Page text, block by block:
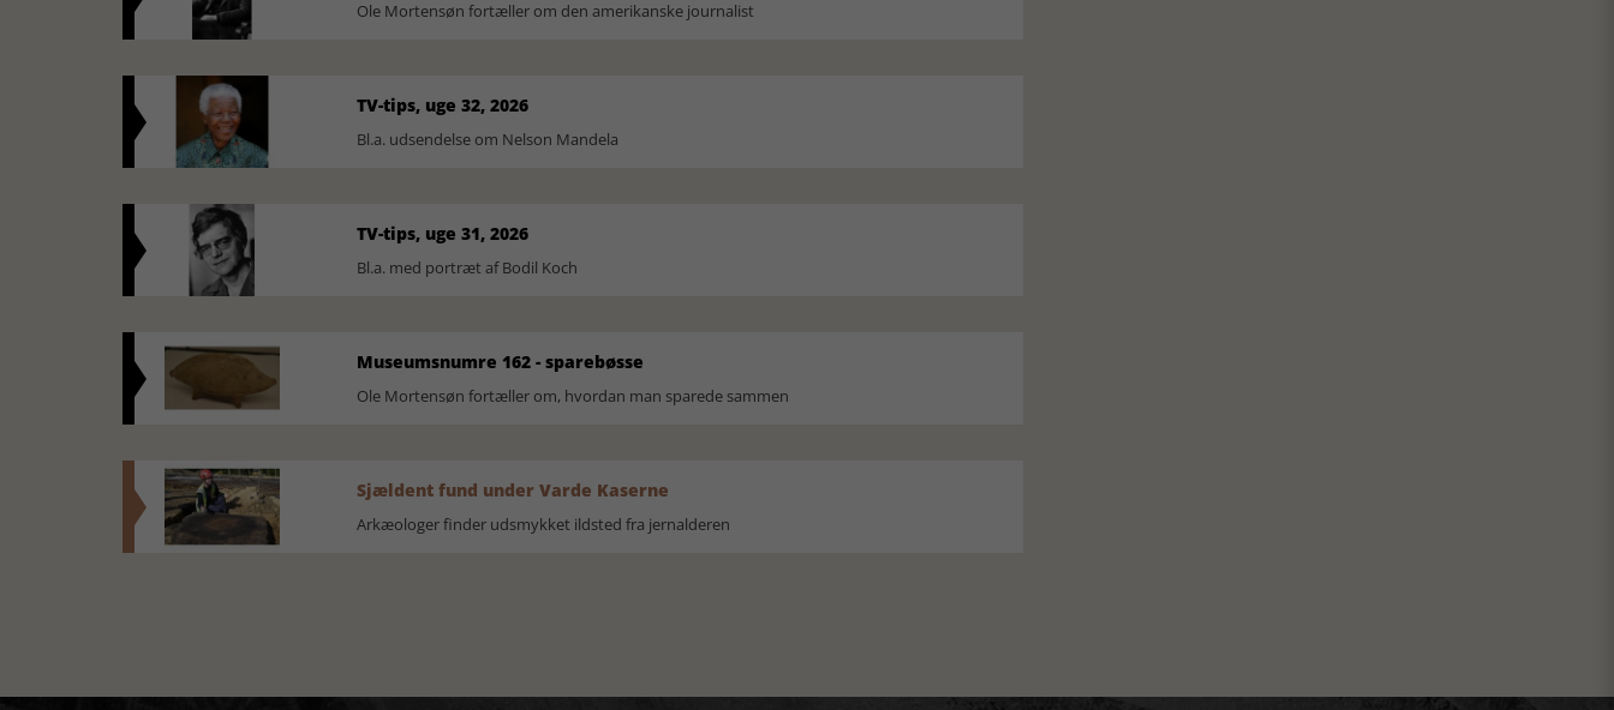
Ole Mortensøn fortæller om den amerikanske journalist
TV-tips, uge 32, 2026
Bl.a. udsendelse om Nelson Mandela
TV-tips, uge 31, 2026
Bl.a. med portræt af Bodil Koch
Museumsnumre 162 - sparebøsse
Ole Mortensøn fortæller om, hvordan man sparede sammen
Sjældent fund under Varde Kaserne
Arkæologer finder udsmykket ildsted fra jernalderen